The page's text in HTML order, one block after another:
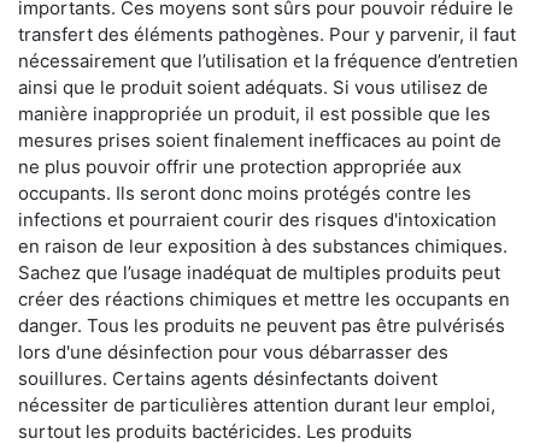
importants. Ces moyens sont sûrs pour pouvoir réduire le
transfert des éléments pathogènes. Pour y parvenir, il faut
nécessairement que l’utilisation et la fréquence d’entretien
ainsi que le produit soient adéquats. Si vous utilisez de
manière inappropriée un produit, il est possible que les
mesures prises soient finalement inefficaces au point de
ne plus pouvoir offrir une protection appropriée aux
occupants. Ils seront donc moins protégés contre les
infections et pourraient courir des risques d'intoxication
en raison de leur exposition à des substances chimiques.
Sachez que l’usage inadéquat de multiples produits peut
créer des réactions chimiques et mettre les occupants en
danger. Tous les produits ne peuvent pas être pulvérisés
lors d'une désinfection pour vous débarrasser des
souillures. Certains agents désinfectants doivent
nécessiter de particulières attention durant leur emploi,
surtout les produits bactéricides. Les produits